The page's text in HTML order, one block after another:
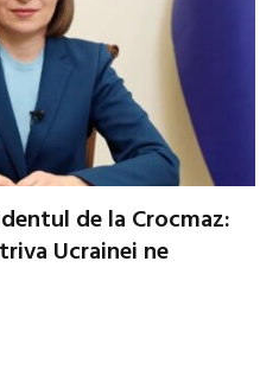
de la Crocmaz:
Ucrainei ne